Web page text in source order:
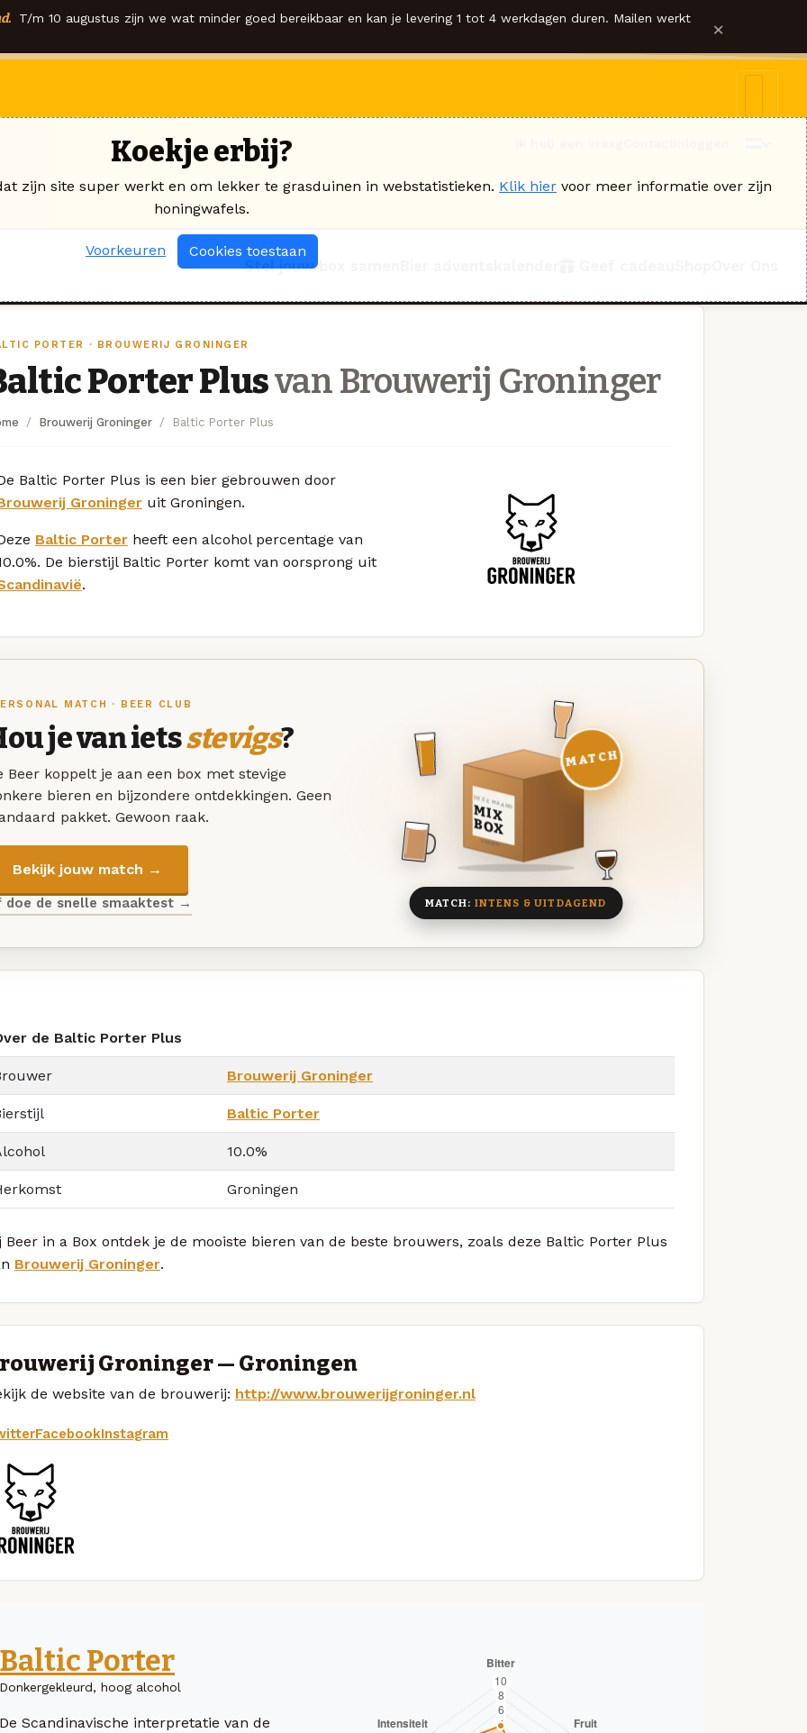
T/m 10 augustus zijn we wat minder goed bereikbaar en kan je levering 1 tot 4 werkdagen duren. Mailen werkt ×
Stel jouw box samen
PORTER · BROUWERIJ GRONINGER
Porter Plusvan Brouwerij Groninger
Brouwerij Groninger Baltic Porter Plus
Baltic Porter Plus is een bier gebrouwen door
Groninger uit Groningen.
Baltic Porter heeft een alcohol percentage van
De bierstijl Baltic Porter komt van oorsprong uit
.
MATCH · BEER CLUB
je van ietsstevigs?
Beer koppelt je aan een box met stevige
bieren en bijzondere ontdekkingen. Geen
pakket. Gewoon raak.
Bekijk jouw match →
doe de snelle smaaktest →
DEZE MAAND
MIX
BOX
8 BIEREN
MATCH
MATCH: INTENS & UITDAGEND
de Baltic Porter Plus
Brouwerij Groninger
Baltic Porter
10.0%
Groningen
Beer in a Box ontdek je de mooiste bieren van de beste brouwers, zoals deze Baltic Porter Plus
Brouwerij Groninger.
Groninger — Groningen
de website van de brouwerij: http://www.brouwerijgroninger.nl
FacebookInstagram
Baltic Porter
Donkergekleurd, hoog alcohol
De Scandinavische interpretatie van de
Koekje erbij?
zijn site super werkt en om lekker te grasduinen in webstatistieken. Klik hier voor meer informatie over zijn
honingwafels.
Voorkeuren Cookies toestaan